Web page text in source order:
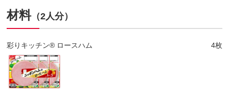
材料（2人分）
彩りキッチン® ロースハム 4枚